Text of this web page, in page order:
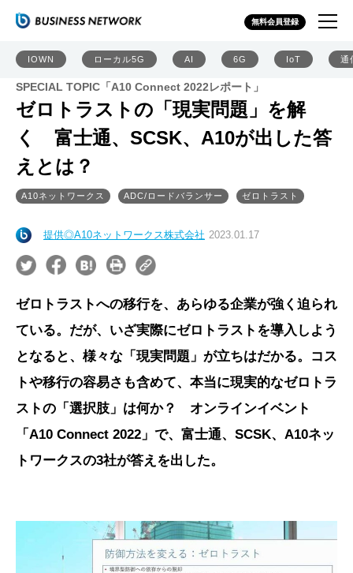
無料会員登録
IOWN ローカル5G AI 6G IoT 通
SPECIAL TOPIC「A10 Connect 2022レポート」
ゼロトラストの「現実問題」を解
く 富士通、SCSK、A10が出した答
えとは？
A10ネットワークス ADC/ロードバランサー ゼロトラスト
提供◎A10ネットワークス株式会社 2023.01.17
ゼロトラストへの移行を、あらゆる企業が強く迫られ
ている。だが、いざ実際にゼロトラストを導入しよう
となると、様々な「現実問題」が立ちはだかる。コス
トや移行の容易さも含めて、本当に現実的なゼロトラ
ストの「選択肢」は何か？ オンラインイベント
「A10 Connect 2022」で、富士通、SCSK、A10ネッ
トワークスの3社が答えを出した。